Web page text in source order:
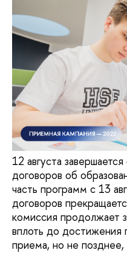
12 августа
договоров об
часть программ с 13
договоров
комиссия продолжает
вплоть до достижения
приема, но не позднее,